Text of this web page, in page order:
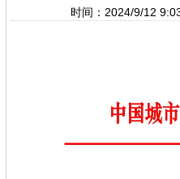
时间：2024/9/12